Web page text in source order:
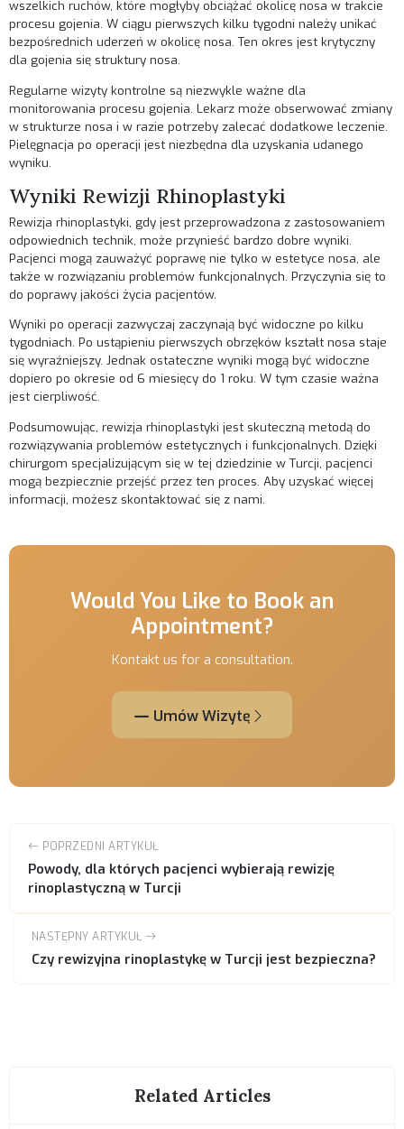
wszelkich ruchów, które mogłyby obciążać okolicę nosa w trakcie
procesu gojenia. W ciągu pierwszych kilku tygodni należy unikać
bezpośrednich uderzeń w okolicę nosa. Ten okres jest krytyczny
dla gojenia się struktury nosa.
Regularne wizyty kontrolne są niezwykle ważne dla
monitorowania procesu gojenia. Lekarz może obserwować zmiany
w strukturze nosa i w razie potrzeby zalecać dodatkowe leczenie.
Pielęgnacja po operacji jest niezbędna dla uzyskania udanego
wyniku.
Wyniki Rewizji Rhinoplastyki
Rewizja rhinoplastyki, gdy jest przeprowadzona z zastosowaniem
odpowiednich technik, może przynieść bardzo dobre wyniki.
Pacjenci mogą zauważyć poprawę nie tylko w estetyce nosa, ale
także w rozwiązaniu problemów funkcjonalnych. Przyczynia się to
do poprawy jakości życia pacjentów.
Wyniki po operacji zazwyczaj zaczynają być widoczne po kilku
tygodniach. Po ustąpieniu pierwszych obrzęków kształt nosa staje
się wyraźniejszy. Jednak ostateczne wyniki mogą być widoczne
dopiero po okresie od 6 miesięcy do 1 roku. W tym czasie ważna
jest cierpliwość.
Podsumowując, rewizja rhinoplastyki jest skuteczną metodą do
rozwiązywania problemów estetycznych i funkcjonalnych. Dzięki
chirurgom specjalizującym się w tej dziedzinie w Turcji, pacjenci
mogą bezpiecznie przejść przez ten proces. Aby uzyskać więcej
informacji, możesz skontaktować się z nami.
Would You Like to Book an
Appointment?
Kontakt us for a consultation.
Umów Wizytę
POPRZEDNI ARTYKUŁ
Powody, dla których pacjenci wybierają rewizję
rinoplastyczną w Turcji
NASTĘPNY ARTYKUŁ
Czy rewizyjna rinoplastykę w Turcji jest bezpieczna?
Related Articles